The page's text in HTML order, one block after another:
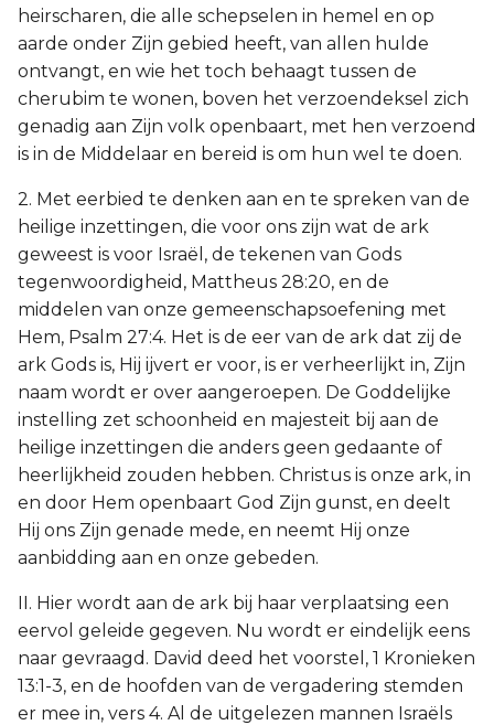
heirscharen, die alle schepselen in hemel en op
aarde onder Zijn gebied heeft, van allen hulde
ontvangt, en wie het toch behaagt tussen de
cherubim te wonen, boven het verzoendeksel zich
genadig aan Zijn volk openbaart, met hen verzoend
is in de Middelaar en bereid is om hun wel te doen.
2. Met eerbied te denken aan en te spreken van de
heilige inzettingen, die voor ons zijn wat de ark
geweest is voor Israël, de tekenen van Gods
tegenwoordigheid, Mattheus 28:20, en de
middelen van onze gemeenschapsoefening met
Hem, Psalm 27:4. Het is de eer van de ark dat zij de
ark Gods is, Hij ijvert er voor, is er verheerlijkt in, Zijn
naam wordt er over aangeroepen. De Goddelijke
instelling zet schoonheid en majesteit bij aan de
heilige inzettingen die anders geen gedaante of
heerlijkheid zouden hebben. Christus is onze ark, in
en door Hem openbaart God Zijn gunst, en deelt
Hij ons Zijn genade mede, en neemt Hij onze
aanbidding aan en onze gebeden.
II. Hier wordt aan de ark bij haar verplaatsing een
eervol geleide gegeven. Nu wordt er eindelijk eens
naar gevraagd. David deed het voorstel, 1 Kronieken
13:1-3, en de hoofden van de vergadering stemden
er mee in, vers 4. Al de uitgelezen mannen Israëls